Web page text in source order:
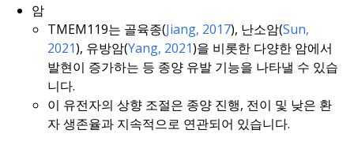
암
TMEM119는 골육종(Jiang, 2017), 난소암(Sun,
2021), 유방암(Yang, 2021)을 비롯한 다양한 암에서
발현이 증가하는 등 종양 유발 기능을 나타낼 수 있습
니다.
이 유전자의 상향 조절은 종양 진행, 전이 및 낮은 환
자 생존율과 지속적으로 연관되어 있습니다.